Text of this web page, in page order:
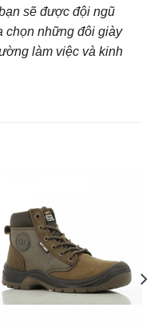
sẽ được đội ngũ
chọn những đôi giày
làm việc và kinh